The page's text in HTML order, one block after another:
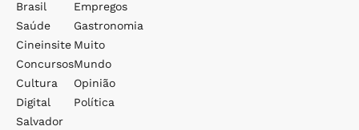
Brasil
Saúde
Cineinsite
Concursos
Cultura
Digital
Salvador
Empregos
Gastronomia
Muito
Mundo
Opinião
Política